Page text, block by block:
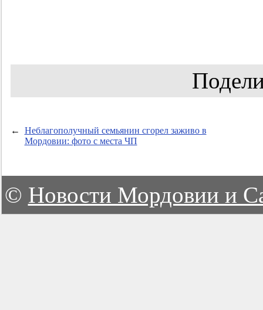
←
Неблагополучный семьянин сгорел заживо в
Мордовии: фото с места ЧП
© Новости Мордовии и